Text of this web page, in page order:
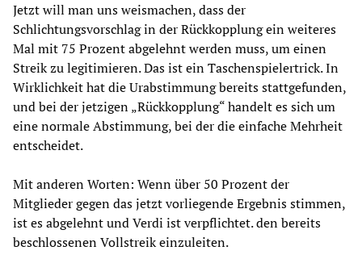
Jetzt will man uns weismachen, dass der
Schlichtungsvorschlag in der Rückkopplung ein weiteres
Mal mit 75 Prozent abgelehnt werden muss, um einen
Streik zu legitimieren. Das ist ein Taschenspielertrick. In
Wirklichkeit hat die Urabstimmung bereits stattgefunden,
und bei der jetzigen „Rückkopplung“ handelt es sich um
eine normale Abstimmung, bei der die einfache Mehrheit
entscheidet.
Mit anderen Worten: Wenn über 50 Prozent der
Mitglieder gegen das jetzt vorliegende Ergebnis stimmen,
ist es abgelehnt und Verdi ist verpflichtet. den bereits
beschlossenen Vollstreik einzuleiten.